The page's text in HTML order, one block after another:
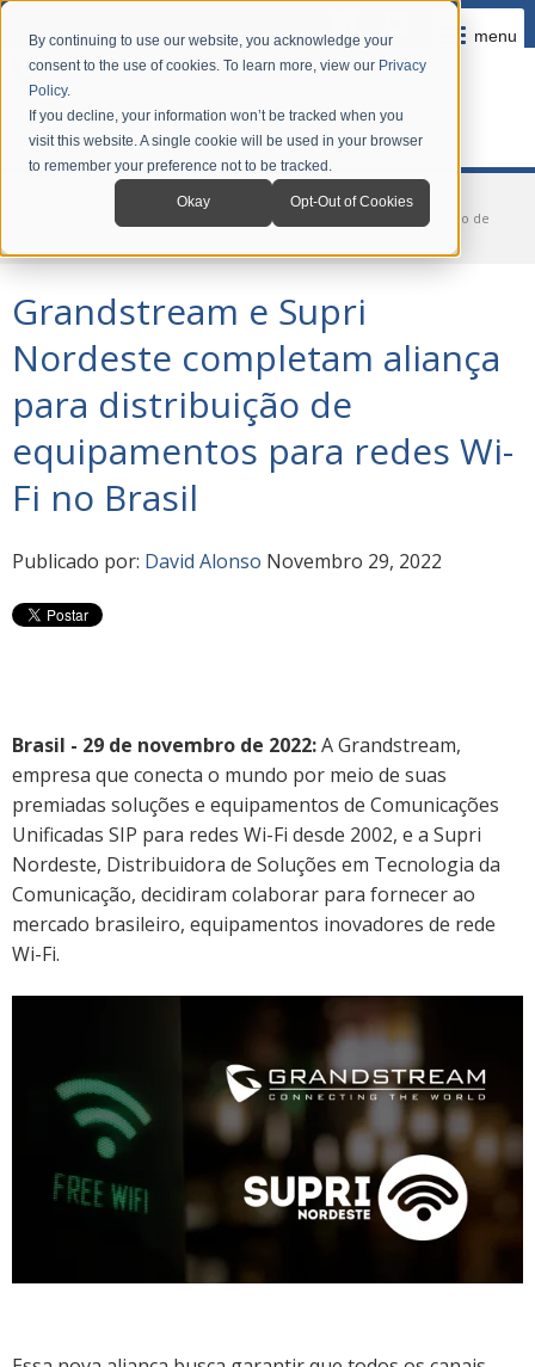
By continuing to use our website, you acknowledge your
consent to the use of cookies. To learn more, view our Privacy
Policy.
If you decline, your information won’t be tracked when you
visit this website. A single cookie will be used in your browser
to remember your preference not to be tracked.
Okay Opt-Out of Cookies
menu
News
Grandstream e Supri Nordeste completam aliança para distribuição de
Grandstream e Supri
Nordeste completam aliança
para distribuição de
equipamentos para redes Wi-
Fi no Brasil
Publicado por: David Alonso Novembro 29, 2022
Brasil - 29 de novembro de 2022:A Grandstream,
empresa que conecta o mundo por meio de suas
premiadas soluções e equipamentos de Comunicações
Unificadas SIP para redes Wi-Fi desde 2002, e a Supri
Nordeste, Distribuidora de Soluções em Tecnologia da
Comunicação, decidiram colaborar para fornecer ao
mercado brasileiro, equipamentos inovadores de rede
Wi-Fi.